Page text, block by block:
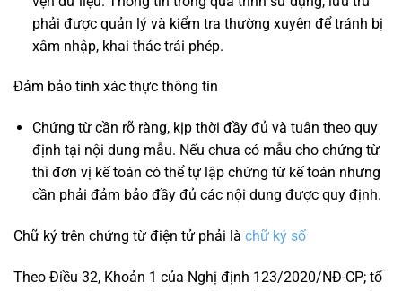
phải được quản lý và kiểm tra thường xuyên để tránh bị
xâm nhập, khai thác trái phép.
Đảm bảo tính xác thực thông tin
Chứng từ cần rõ ràng, kịp thời đầy đủ và tuân theo quy
định tại nội dung mẫu. Nếu chưa có mẫu cho chứng từ
thì đơn vị kế toán có thể tự lập chứng từ kế toán nhưng
cần phải đảm bảo đầy đủ các nội dung được quy định.
Chữ ký trên chứng từ điện tử phải là chữ ký số
Theo Điều 32, Khoản 1 của Nghị định 123/2020/NĐ-CP; tổ